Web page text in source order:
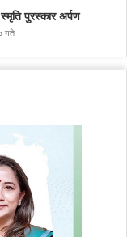
पुरस्कार अर्पण
गते